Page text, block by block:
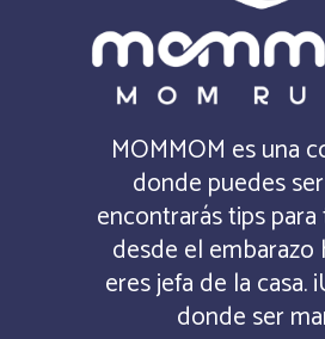
MOMMOM es una
donde puedes
encontrarás tips para
desde el embarazo
eres jefa de la casa.
donde ser